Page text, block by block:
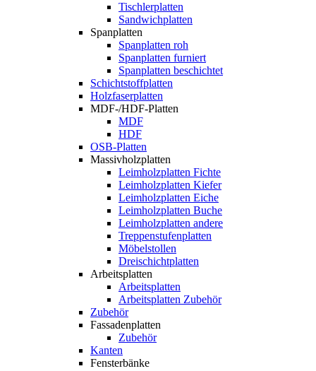
Tischlerplatten
Sandwichplatten
Spanplatten
Spanplatten roh
Spanplatten furniert
Spanplatten beschichtet
Schichtstoffplatten
Holzfaserplatten
MDF-/HDF-Platten
MDF
HDF
OSB-Platten
Massivholzplatten
Leimholzplatten Fichte
Leimholzplatten Kiefer
Leimholzplatten Eiche
Leimholzplatten Buche
Leimholzplatten andere
Treppenstufenplatten
Möbelstollen
Dreischichtplatten
Arbeitsplatten
Arbeitsplatten
Arbeitsplatten Zubehör
Zubehör
Fassadenplatten
Zubehör
Kanten
Fensterbänke